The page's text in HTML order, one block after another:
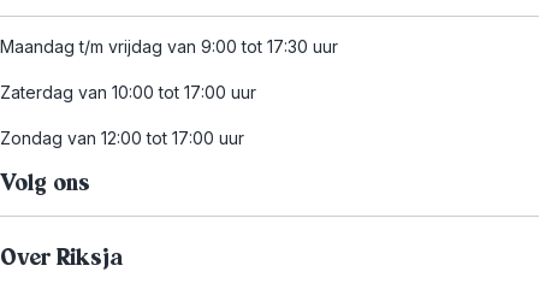
Maandag t/m vrijdag van 9:00 tot 17:30 uur
Zaterdag van 10:00 tot 17:00 uur
Zondag van 12:00 tot 17:00 uur
Volg ons
Over Riksja